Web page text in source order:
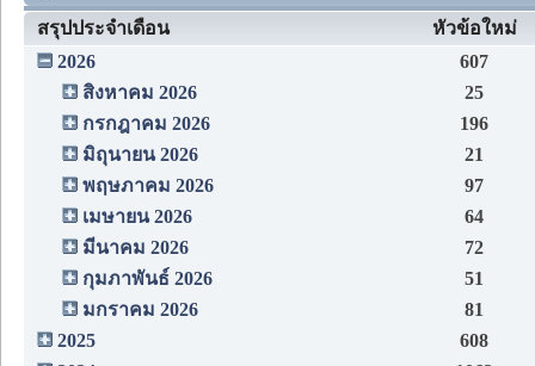
สรุปประจำเดือน
หัวข้อใหม่
2026
607
สิงหาคม 2026
25
กรกฎาคม 2026
196
มิถุนายน 2026
21
พฤษภาคม 2026
97
เมษายน 2026
64
มีนาคม 2026
72
กุมภาพันธ์ 2026
51
มกราคม 2026
81
2025
608